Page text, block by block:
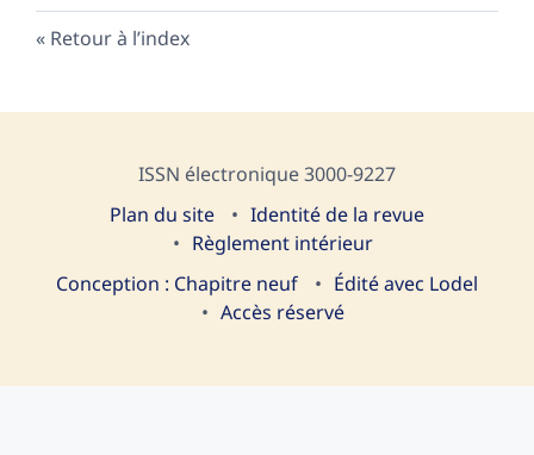
Retour à l’index
ISSN électronique 3000-9227
Plan du site
Identité de la revue
Règlement intérieur
Conception : Chapitre neuf
Édité avec Lodel
Accès réservé